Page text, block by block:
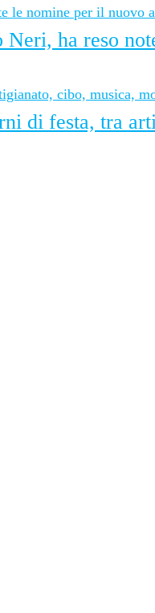
ha reso
di festa, tra